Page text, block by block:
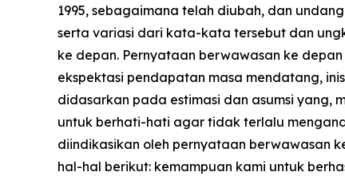
1995, sebagaimana telah diubah, dan
serta variasi dari kata-kata tersebut dan
ke depan. Pernyataan berwawasan ke
ekspektasi pendapatan masa mendatang,
didasarkan pada estimasi dan asumsi yang,
untuk berhati-hati agar tidak terlalu
diindikasikan oleh pernyataan berwawasan
hal-hal berikut: kemampuan kami untuk